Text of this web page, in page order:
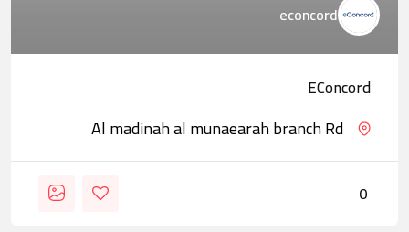
econcord
EConcord
Al madinah al munaearah branch Rd
0